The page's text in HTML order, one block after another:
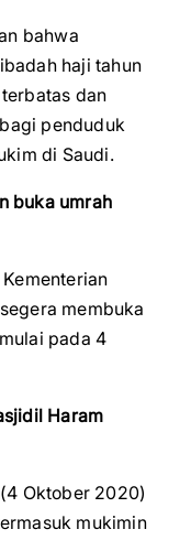
bahwa
haji tahun
dan
penduduk
di Saudi.
buka umrah
membuka
pada 4
Haram
Oktober 2020)
mukimin